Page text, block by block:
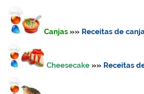
Canjas »» Receitas de
Cheesecake »» Receitas